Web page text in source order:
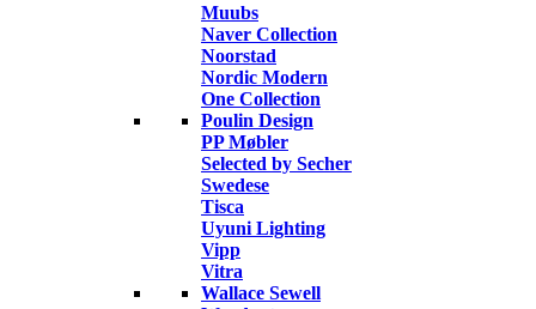
Muubs
Naver Collection
Noorstad
Nordic Modern
One Collection
Poulin Design
PP Møbler
Selected by Secher
Swedese
Tisca
Uyuni Lighting
Vipp
Vitra
Wallace Sewell